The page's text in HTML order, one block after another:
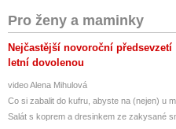
Pro ženy a maminky
Nejčastější novoroční předsevzetí
letní dovolenou
video Alena Mihulová
Co si zabalit do kufru, abyste na (nejen) u
Salát s koprem a dresinkem ze zakysané